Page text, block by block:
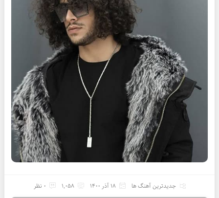
جدیدترین آهنگ ها 18 آذر 1400 1,058 0 نظر